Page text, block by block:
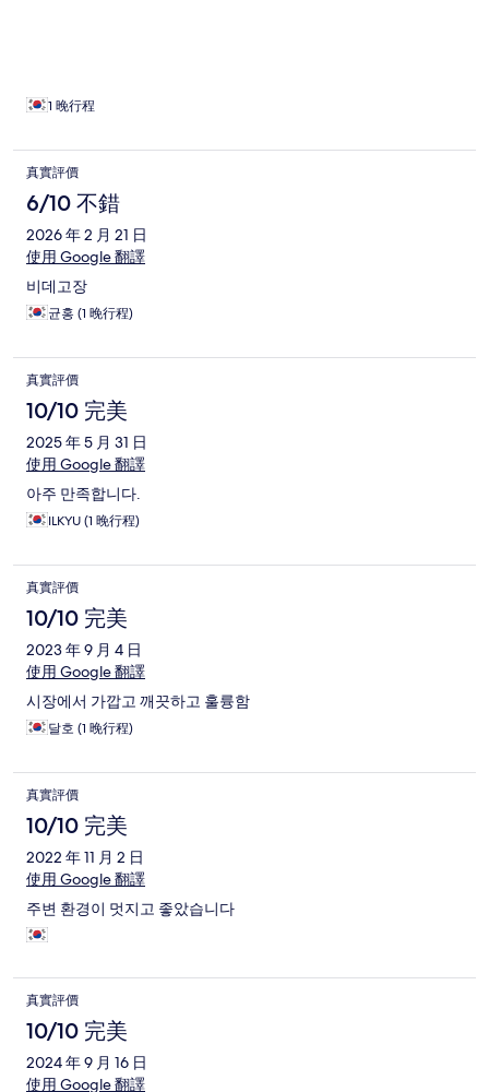
1 晚行程
真實評價
6/10 不錯
2026 年 2 月 21 日
使用 Google 翻譯
비데고장
균홍 (1 晚行程)
真實評價
10/10 完美
2025 年 5 月 31 日
使用 Google 翻譯
아주 만족합니다.
ILKYU (1 晚行程)
真實評價
10/10 完美
2023 年 9 月 4 日
使用 Google 翻譯
시장에서 가깝고 깨끗하고 훌륭함
달호 (1 晚行程)
真實評價
10/10 完美
2022 年 11 月 2 日
使用 Google 翻譯
주변 환경이 멋지고 좋았습니다
真實評價
10/10 完美
2024 年 9 月 16 日
使用 Google 翻譯